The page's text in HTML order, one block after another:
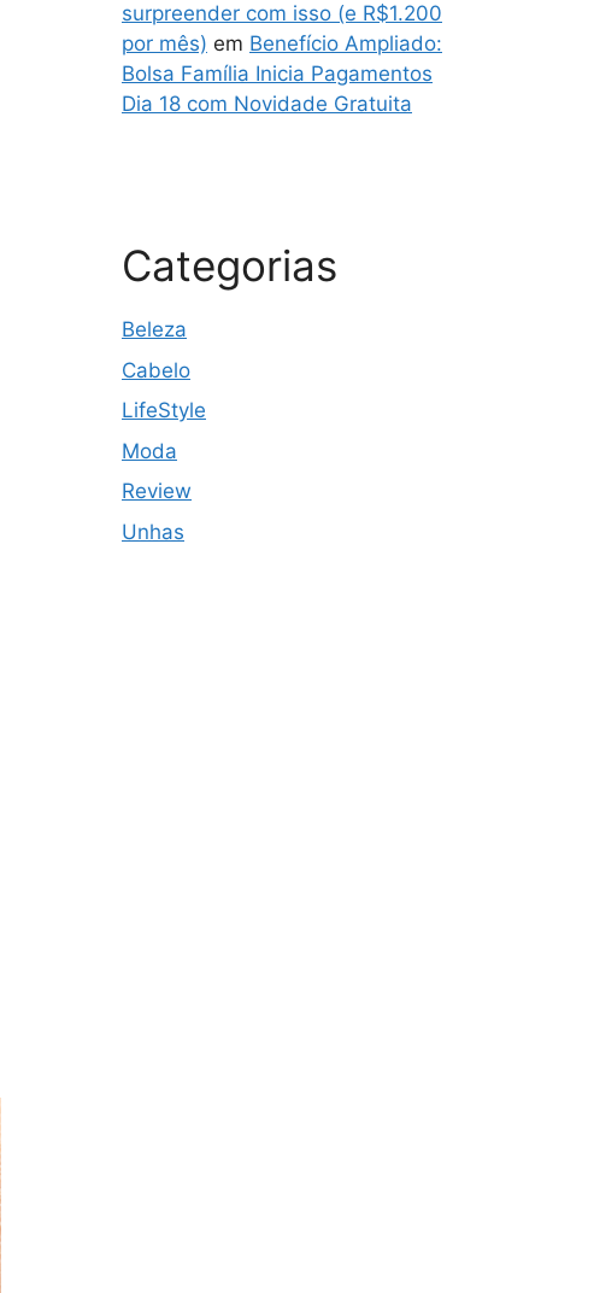
surpreender com isso (e R$1.200
por mês) em Benefício Ampliado:
Bolsa Família Inicia Pagamentos
Dia 18 com Novidade Gratuita
Categorias
Beleza
Cabelo
LifeStyle
Moda
Review
Unhas